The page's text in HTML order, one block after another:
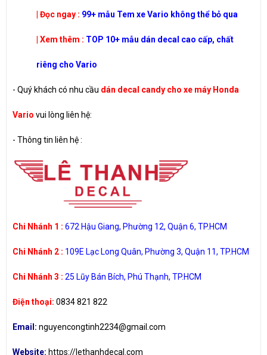
| Đọc ngay : 99+ mẫu Tem xe Vario không thể bỏ qua
| Xem thêm : TOP 10+ mẫu dán decal cao cấp, chất
riêng cho Vario
- Quý khách có nhu cầu dán decal candy cho xe máy Honda
Vario vui lòng liên hệ:
- Thông tin liên hệ :
Chi Nhánh 1 : 672 Hậu Giang, Phường 12, Quận 6, TP.HCM
Chi Nhánh 2 : 109E Lạc Long Quân, Phường 3, Quận 11, TP.HCM
Chi Nhánh 3 : 25 Lũy Bán Bích, Phú Thạnh, TP.HCM
Điện thoại: 0834 821 822
Email: nguyencongtinh2234@gmail.com
Website: https://lethanhdecal.com